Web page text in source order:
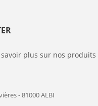
plus sur nos
- 81000 ALBI